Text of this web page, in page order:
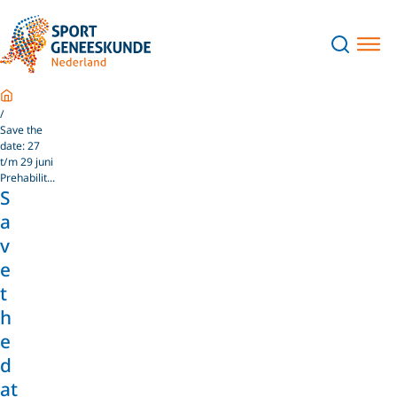
Home
Save the
date: 27
t/m 29 juni
Prehabilit...
S
a
v
e
t
h
e
d
at